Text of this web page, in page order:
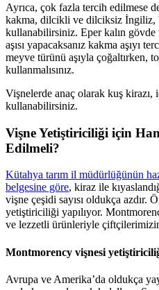
Ayrıca, çok fazla tercih edilmese
kakma, dilcikli ve dilciksiz İngiliz,
kullanabilirsiniz. Eper kalın gövde
aşısı yapacaksanız kakma aşıyı
meyve türünü aşıyla çoğaltırken,
kullanmalısınız.
Vişnelerde anaç olarak kuş kirazı,
kullanabilirsiniz.
Vişne Yetiştiriciliği için
Edilmeli?
Kütahya tarım il müdürlüğünün
belgesine göre, kiraz ile
vişne çeşidi sayısı oldukça azdır.
yetiştiriciliği yapılıyor.
ve lezzetli ürünleriyle
Montmorency vişnesi
Avrupa ve Amerika’da oldukça